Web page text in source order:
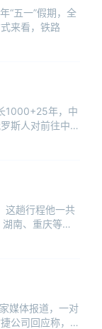
“五一”假期，全
来看，铁路
1000+25年，中
斯人对前往中国
这趟行程他一共
南、重庆等多
媒体报道，一对
公司回应称，一